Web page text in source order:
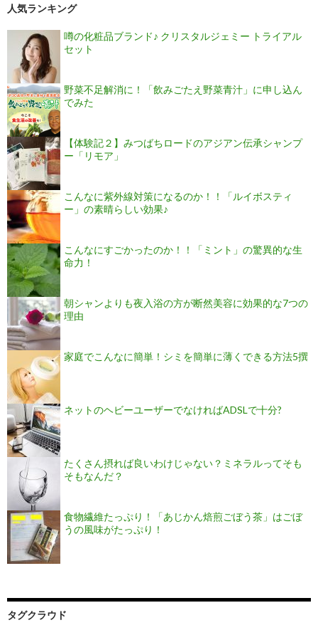
人気ランキング
噂の化粧品ブランド♪ クリスタルジェミー トライアル
セット
野菜不足解消に！「飲みごたえ野菜青汁」に申し込ん
でみた
【体験記２】みつばちロードのアジアン伝承シャンプ
ー「リモア」
こんなに紫外線対策になるのか！！「ルイボスティ
ー」の素晴らしい効果♪
こんなにすごかったのか！！「ミント」の驚異的な生
命力！
朝シャンよりも夜入浴の方が断然美容に効果的な7つの
理由
家庭でこんなに簡単！シミを簡単に薄くできる方法5撰
ネットのヘビーユーザーでなければADSLで十分?
たくさん摂れば良いわけじゃない？ミネラルってそも
そもなんだ？
食物繊維たっぷり！「あじかん焙煎ごぼう茶」はごぼ
うの風味がたっぷり！
タグクラウド